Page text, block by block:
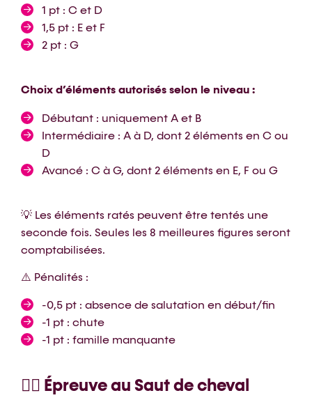
1 pt : C et D
1,5 pt : E et F
2 pt : G
Choix d’éléments autorisés selon le niveau :
Débutant : uniquement A et B
Intermédiaire : A à D, dont 2 éléments en C ou
D
Avancé : C à G, dont 2 éléments en E, F ou G
💡 Les éléments ratés peuvent être tentés une
seconde fois. Seules les 8 meilleures figures seront
comptabilisées.
⚠️ Pénalités :
-0,5 pt : absence de salutation en début/fin
-1 pt : chute
-1 pt : famille manquante
🏃‍♀️ Épreuve au Saut de cheval